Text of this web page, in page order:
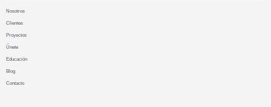
Nosotros
Clientes
Proyectos
Únete
Educación
Blog
Contacto